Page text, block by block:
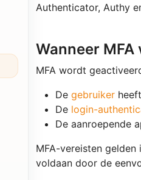
Authenticator, Authy
Wanneer MFA
MFA wordt
De gebruiker heeft
De login-
De aanroepende
MFA-vereisten
voldaan door de